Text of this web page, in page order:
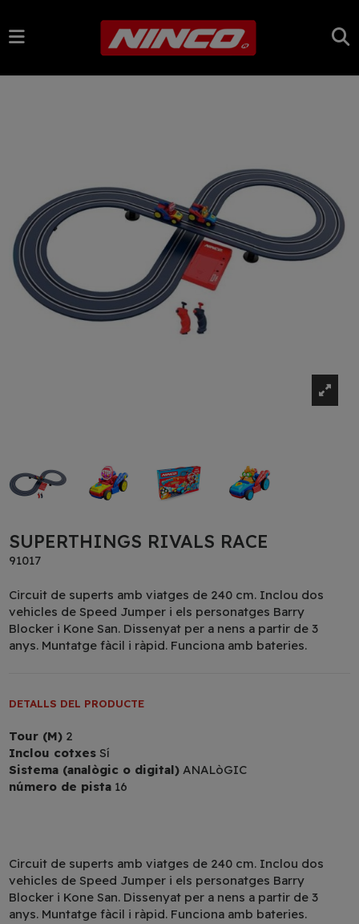
SUPERTHINGS RIVALS RACE
91017
Circuit de superts amb viatges de 240 cm. Inclou dos
vehicles de Speed Jumper i els personatges Barry
Blocker i Kone San. Dissenyat per a nens a partir de 3
anys. Muntatge fàcil i ràpid. Funciona amb bateries.
DETALLS DEL PRODUCTE
Tour (M) 2
Inclou cotxes Sí
Sistema (analògic o digital) ANALòGIC
número de pista 16
Circuit de superts amb viatges de 240 cm. Inclou dos
vehicles de Speed Jumper i els personatges Barry
Blocker i Kone San. Dissenyat per a nens a partir de 3
anys. Muntatge fàcil i ràpid. Funciona amb bateries.